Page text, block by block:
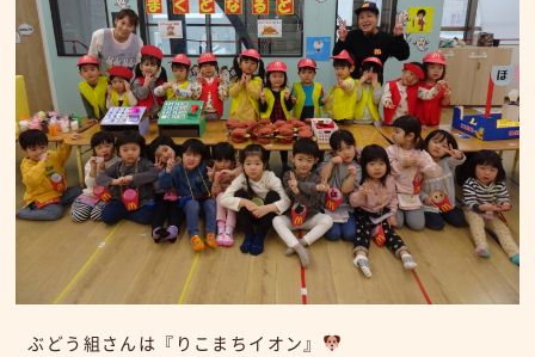
ぶどう組さんは『りこまちイオン』